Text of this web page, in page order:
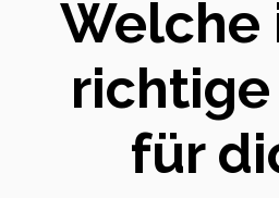
Welche
für